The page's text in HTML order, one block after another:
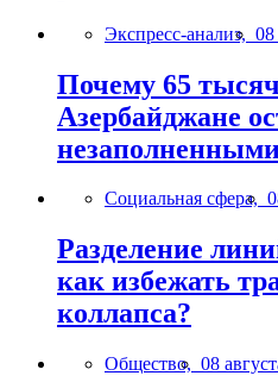
Экспресс-анализ, 08
Почему 65
Азербайджане
Социальная сфера,
Разделение
как избежать
коллапса?
Общество, 08